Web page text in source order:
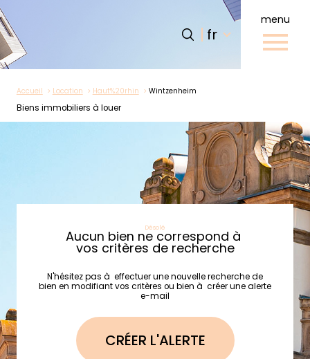
menu
Langue
fr
Accueil Location Haut%20rhin Wintzenheim
Biens immobiliers à louer
Désolé
Aucun bien ne correspond à
vos critères de recherche
N'hésitez pas à effectuer une nouvelle recherche de
bien en modifiant vos critères ou bien à créer une alerte
e-mail
CRÉER L'ALERTE